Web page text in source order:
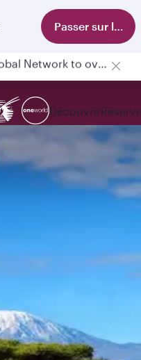
Passer sur
Passengers flying between Doha and Auckland on QR914 and QR915
Découvrir